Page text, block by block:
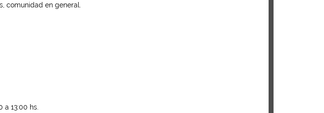
comunidad en general.
a 13:00 hs.